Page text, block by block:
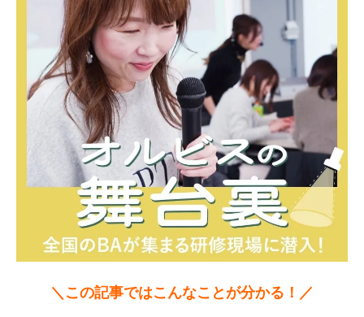
＼この記事ではこんなことが分かる！／